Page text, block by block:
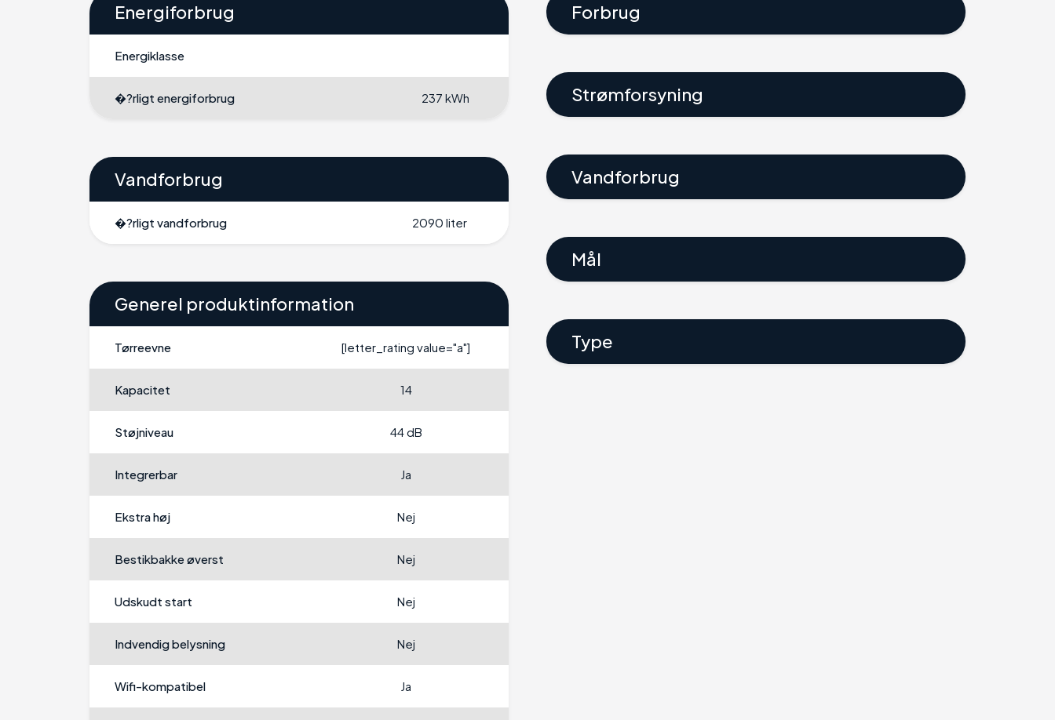
Energiforbrug
Energiklasse
�?rligt energiforbrug 237 kWh
Vandforbrug
�?rligt vandforbrug 2090 liter
Generel produktinformation
Tørreevne [letter_rating value="a"]
Kapacitet 14
Støjniveau 44 dB
Integrerbar Ja
Ekstra høj Nej
Bestikbakke øverst Nej
Udskudt start Nej
Indvendig belysning Nej
Wifi-kompatibel Ja
Forbrug
Strømforsyning
Vandforbrug
Mål
Type